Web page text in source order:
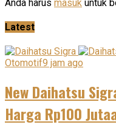
Anda harus masuk untuk
Latest
Otomotif9 jam ago
New Daihatsu
Harga Rp100